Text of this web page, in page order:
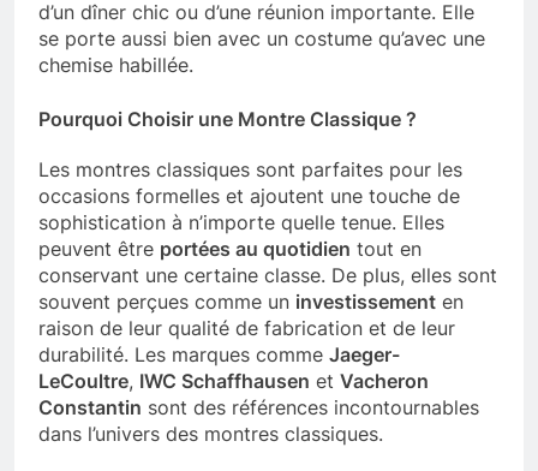
d’un dîner chic ou d’une réunion importante. Elle
se porte aussi bien avec un costume qu’avec une
chemise habillée.
Pourquoi Choisir une Montre Classique ?
Les montres classiques sont parfaites pour les
occasions formelles et ajoutent une touche de
sophistication à n’importe quelle tenue. Elles
peuvent être portées au quotidien tout en
conservant une certaine classe. De plus, elles sont
souvent perçues comme un investissement en
raison de leur qualité de fabrication et de leur
durabilité. Les marques comme Jaeger-
LeCoultre, IWC Schaffhausen et Vacheron
Constantin sont des références incontournables
dans l’univers des montres classiques.